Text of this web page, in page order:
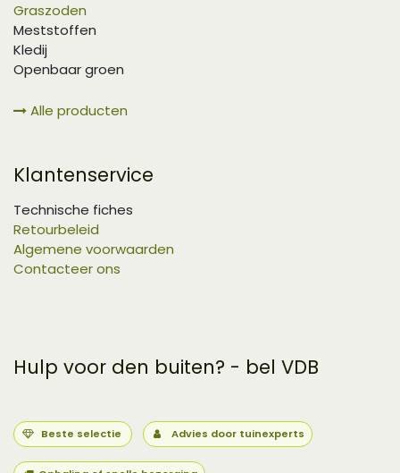
Graszoden
Meststoffen
Kledij
Openbaar groen
Alle producten
Klantenservice
Technische fiches
Retourbeleid
Algemene voorwaarden
Contacteer ons
Hulp voor den buiten? - bel VDB
Beste selectie Advies door tuinexperts